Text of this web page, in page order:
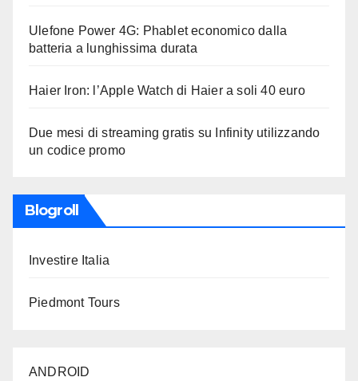
Ulefone Power 4G: Phablet economico dalla
batteria a lunghissima durata
Haier Iron: l’Apple Watch di Haier a soli 40 euro
Due mesi di streaming gratis su Infinity utilizzando
un codice promo
Blogroll
Investire Italia
Piedmont Tours
ANDROID